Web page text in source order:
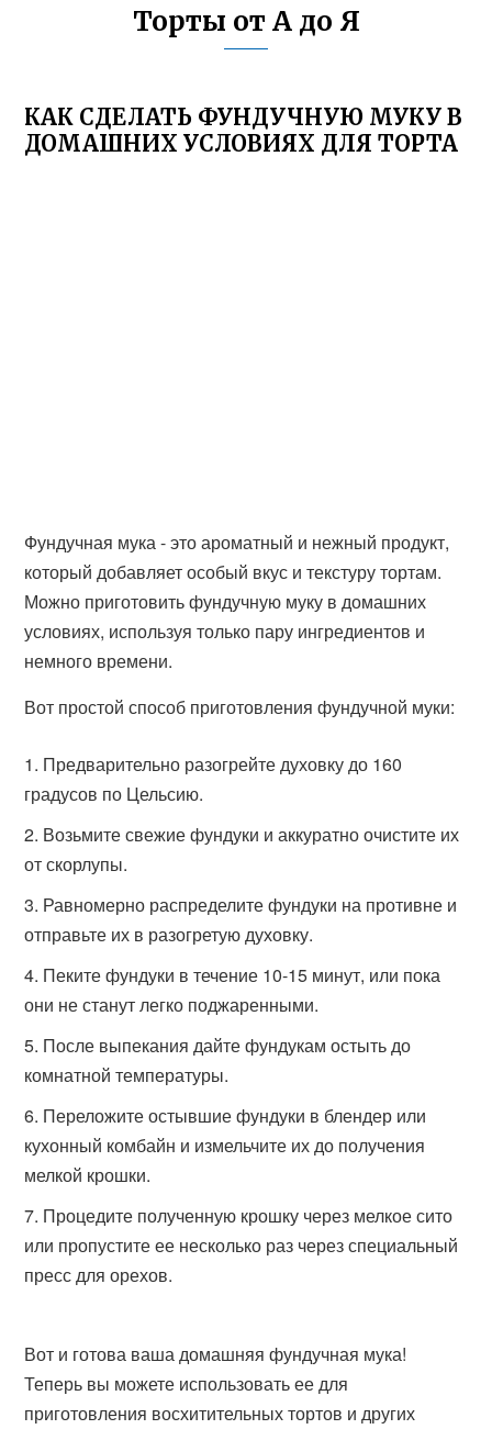
Торты от А до Я
КАК СДЕЛАТЬ ФУНДУЧНУЮ МУКУ В
ДОМАШНИХ УСЛОВИЯХ ДЛЯ ТОРТА
Фундучная мука - это ароматный и нежный продукт,
который добавляет особый вкус и текстуру тортам.
Можно приготовить фундучную муку в домашних
условиях, используя только пару ингредиентов и
немного времени.
Вот простой способ приготовления фундучной муки:
Предварительно разогрейте духовку до 160
градусов по Цельсию.
Возьмите свежие фундуки и аккуратно очистите их
от скорлупы.
Равномерно распределите фундуки на противне и
отправьте их в разогретую духовку.
Пеките фундуки в течение 10-15 минут, или пока
они не станут легко поджаренными.
После выпекания дайте фундукам остыть до
комнатной температуры.
Переложите остывшие фундуки в блендер или
кухонный комбайн и измельчите их до получения
мелкой крошки.
Процедите полученную крошку через мелкое сито
или пропустите ее несколько раз через специальный
пресс для орехов.
Вот и готова ваша домашняя фундучная мука!
Теперь вы можете использовать ее для
приготовления восхитительных тортов и других